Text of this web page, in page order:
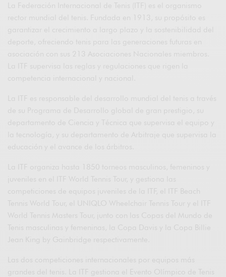
La Federación Internacional de Tenis (ITF) es el organismo
rector mundial del tenis. Fundada en 1913, su propósito es
garantizar el crecimiento a largo plazo y la sostenibilidad del
deporte, ofreciendo tenis para las generaciones futuras en
asociación con sus 213 Asociaciones Nacionales miembros.
La ITF supervisa las reglas y regulaciones que rigen la
competencia internacional y nacional.
La ITF es responsable del desarrollo mundial del tenis a través
de su Programa de Desarrollo global de gran prestigio, su
departamento de Ciencia y Técnica que supervisa el equipo y
la tecnología, y su departamento de Arbitraje que supervisa la
educación y el avance de los árbitros.
La ITF organiza hasta 1850 torneos masculinos, femeninos y
juveniles en el ITF World Tennis Tour, y gestiona las
competiciones de equipos juveniles de la ITF, el ITF Beach
Tennis World Tour, el UNIQLO Wheelchair Tennis Tour y el ITF
World Tennis Masters Tour, junto con las Copas del Mundo de
Tenis masculinas y femeninas, la Copa Davis y la Copa Billie
Jean King by Gainbridge respectivamente.
Las dos competiciones internacionales por equipos más
grandes del tenis. La ITF gestiona el Evento Olímpico de Tenis